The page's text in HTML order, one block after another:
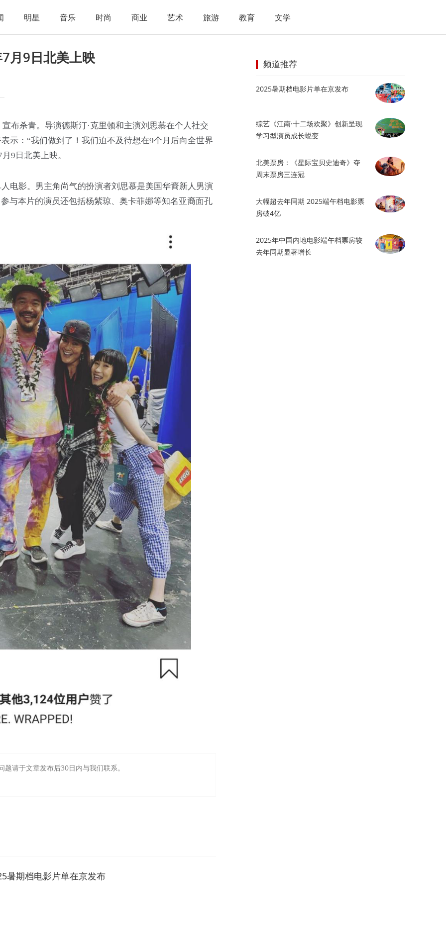
明星 音乐 时尚 商业 艺术 旅游 教育 文学
月9日北美上映
布杀青。导演德斯汀·克里顿和主演刘思慕在个人社交
示：“我们做到了！我们迫不及待想在9个月后向全世界
9日北美上映。
电影。男主角尚气的扮演者刘思慕是美国华裔新人男演
与本片的演员还包括杨紫琼、奥卡菲娜等知名亚裔面孔
请于文章发布后30日内与我们联系。
暑期档电影片单在京发布
频道推荐
2025暑期档电影片单在京发布
综艺《江南·十二场欢聚》创新呈现
学习型演员成长蜕变
北美票房：《星际宝贝史迪奇》夺
周末票房三连冠
大幅超去年同期 2025端午档电影票
房破4亿
2025年中国内地电影端午档票房较
去年同期显著增长